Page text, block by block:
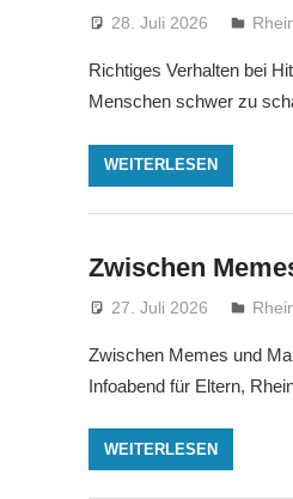
28. Juli 2026
Richtiges Verhalten bei
Menschen schwer zu
WEITERLESEN
Zwischen
27. Juli 2026
Zwischen Memes und
Infoabend für Eltern,
WEITERLESEN